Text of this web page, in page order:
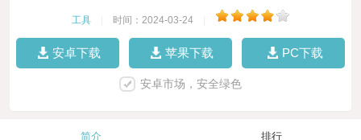
工具 时间：2024-03-24
安卓下载 苹果下载 PC下载
安卓市场，安全绿色
简介 排行